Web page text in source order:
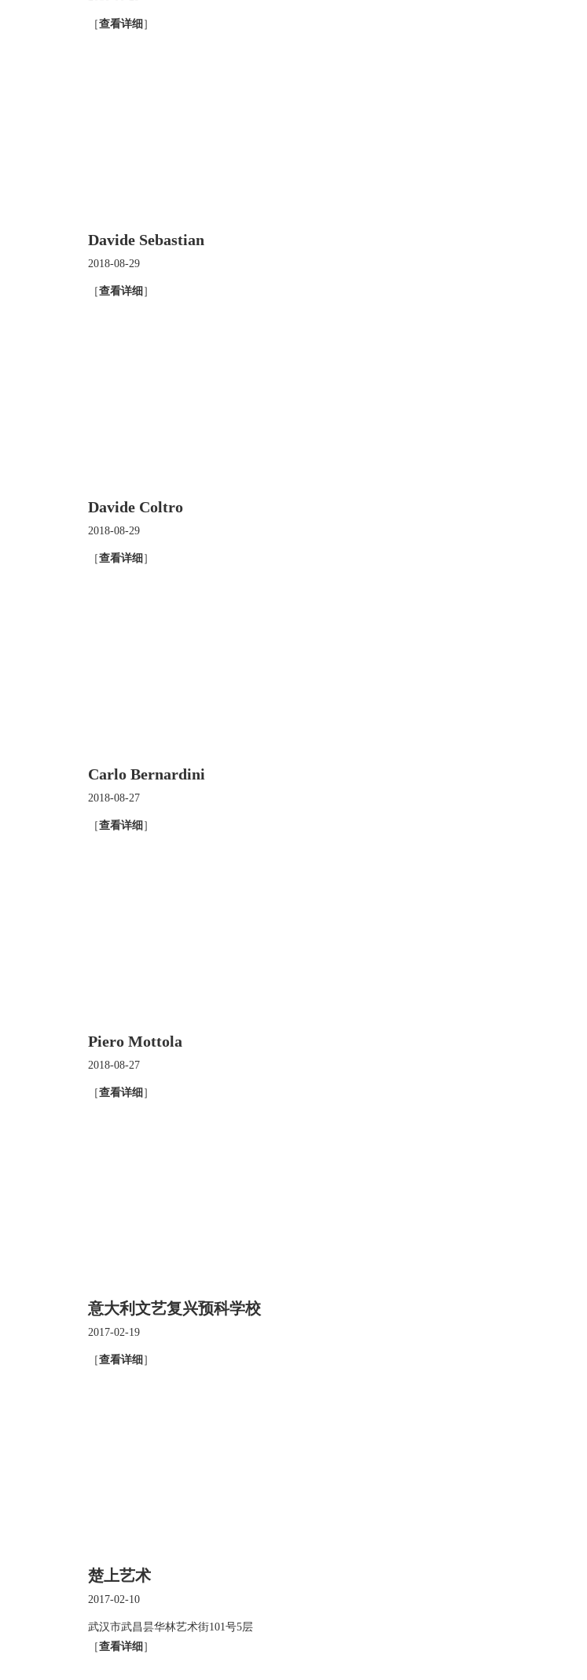
［查看详细 ］
Davide Sebastian
2018-08-29
［查看详细 ］
Davide Coltro
2018-08-29
［查看详细 ］
Carlo Bernardini
2018-08-27
［查看详细 ］
Piero Mottola
2018-08-27
［查看详细 ］
意大利文艺复兴预科学校
2017-02-19
［查看详细 ］
楚上艺术
2017-02-10
武汉市武昌昙华林艺术街101号5层
［查看详细 ］